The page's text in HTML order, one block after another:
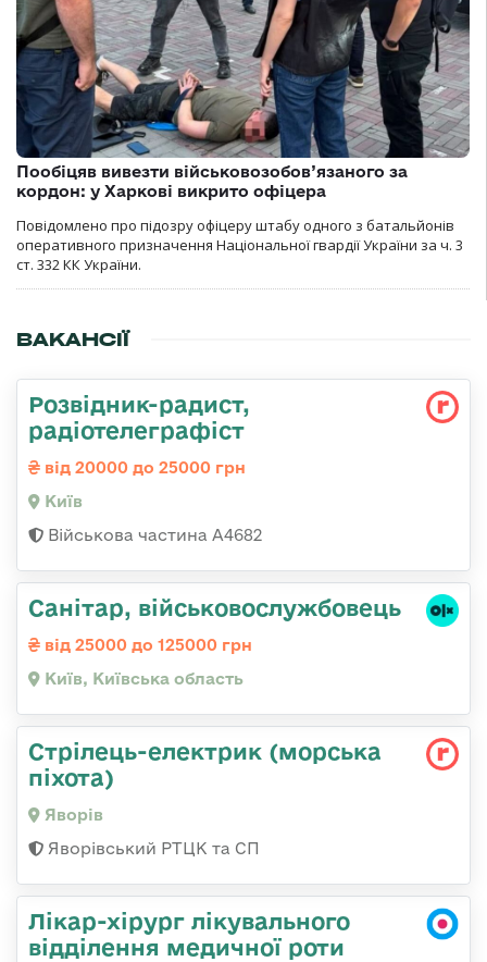
Пообіцяв вивезти військовозобов’язаного за
кордон: у Харкові викрито офіцера
Повідомлено про підозру офіцеру штабу одного з батальйонів
оперативного призначення Національної гвардії України за ч. 3
ст. 332 КК України.
ВАКАНСІЇ
Розвідник-радист,
радіотелеграфіст
від 20000 до 25000 грн
Київ
Військова частина А4682
Санітаp, військовослужбовець
від 25000 до 125000 грн
Київ, Київська область
Стрілець-електрик (морська
піхота)
Яворів
Яворівський РТЦК та СП
Лікар-хірург лікувального
відділення медичної роти